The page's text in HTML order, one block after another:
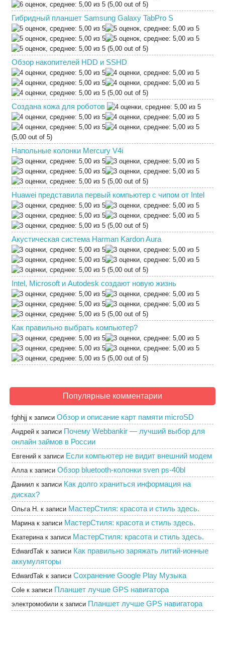
(5,00 out of 5)
Гибридный планшет Samsung Galaxy TabPro S
(5,00 out of 5)
Обзор накопителей HDD и SSHD
(5,00 out of 5)
Создана кожа для роботов
(5,00 out of 5)
Напольные колонки Mercury V4i
(5,00 out of 5)
Huawei представила первый компьютер с чипом от Intel
(5,00 out of 5)
Акустическая система Harman Kardon Aura
(5,00 out of 5)
Intel, Microsoft и Autodesk создают новую жизнь
(5,00 out of 5)
Как правильно выбрать компьютер?
(5,00 out of 5)
Популярные комментарии
fghhjj к записи Обзор и описание карт памяти microSD
Андрей к записи Почему Webbankir — лучший выбор для
онлайн займов в России
Евгений к записи Если компьютер не видит внешний модем
Аллак записи Обзор bluetooth-колонки sven ps-40bl
Даниил к записи Как долго храниться информация на
дисках?
Ольга Н. к записи МастерСтиля: красота и стиль здесь.
Маринак записи МастерСтиля: красота и стиль здесь.
Екатеринак записи МастерСтиля: красота и стиль здесь.
EdwardTak к записи Как правильно заряжать литий-ионные
аккумуляторы
EdwardTak к записи Сохранение Google Play Музыка
Cole к записи Планшет лучше GPS навигатора
электромобили к записи Планшет лучше GPS навигатора